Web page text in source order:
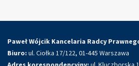
Paweł Wójcik Kancelaria Radcy
Biuro: ul. Ciołka 17/122, 01-445 Warszawa